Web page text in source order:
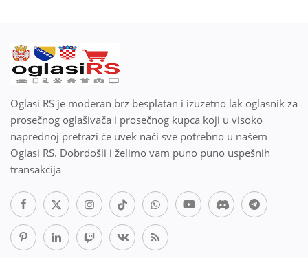
Oglasi RS je moderan brz besplatan i izuzetno lak oglasnik za
prosečnog oglašivača i prosečnog kupca koji u visoko
naprednoj pretrazi će uvek naći sve potrebno u našem
Oglasi RS. Dobrdošli i želimo vam puno puno uspešnih
transakcija